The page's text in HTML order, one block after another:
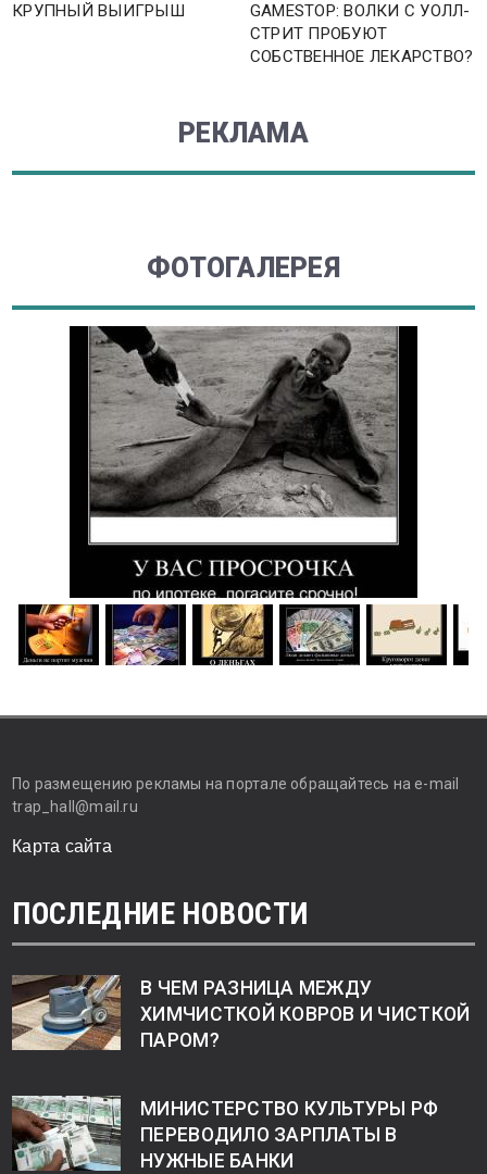
КРУПНЫЙ ВЫИГРЫШ
GAMESTOP: ВОЛКИ С УОЛЛ-
СТРИТ ПРОБУЮТ
СОБСТВЕННОЕ ЛЕКАРСТВО?
РЕКЛАМА
ФОТОГАЛЕРЕЯ
По размещению рекламы на портале обращайтесь на e-mail
trap_hall@mail.ru
Карта сайта
ПОСЛЕДНИЕ НОВОСТИ
В ЧЕМ РАЗНИЦА МЕЖДУ
ХИМЧИСТКОЙ КОВРОВ И ЧИСТКОЙ
ПАРОМ?
МИНИСТЕРСТВО КУЛЬТУРЫ РФ
ПЕРЕВОДИЛО ЗАРПЛАТЫ В
НУЖНЫЕ БАНКИ